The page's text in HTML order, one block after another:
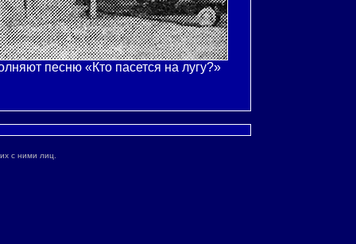
песню «Кто пасется на лугу?»
с ними лиц.